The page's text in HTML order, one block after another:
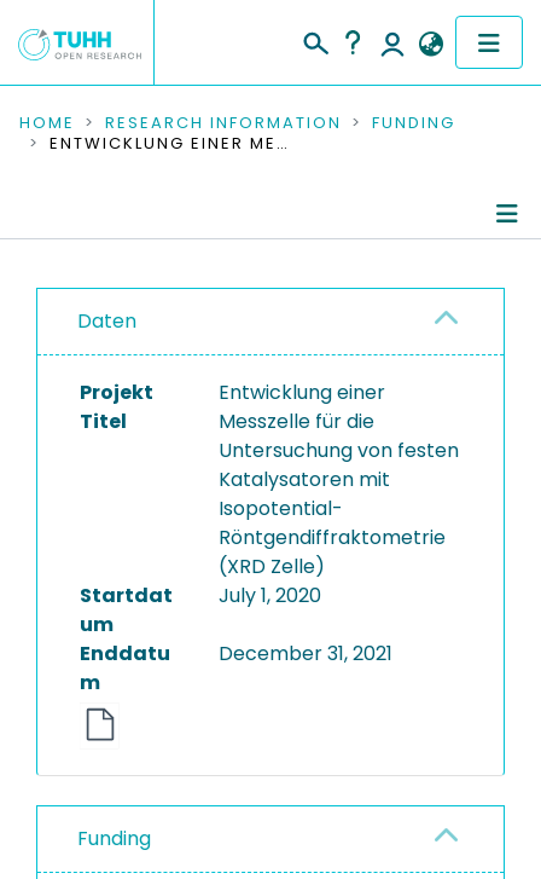
COMMUNITIES & COLLECTIONS
RESEARCH DATA
PEOPLE
INSTITUTIONS
PROJECTS
HOME RESEARCH INFORMATION
FUNDING
ENTWICKLUNG EINER MESSZELLE FÜR DIE UNTERSUCHUNG VON FESTEN KATALYSATOREN MIT ISOPOTENTIAL- RÖNTGENDIFFRAKTOMETRIE (XRD ZELLE)
Daten
Projekt
Titel
Entwicklung einer
Messzelle für die
Untersuchung von festen
Katalysatoren mit
Isopotential-
Röntgendiffraktometrie
(XRD Zelle)
Startdat
um
July 1, 2020
Enddatu
m
December 31, 2021
Funding